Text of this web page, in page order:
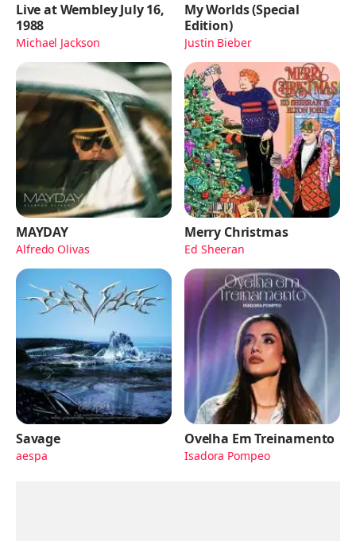
Live at Wembley July 16,
1988
Michael Jackson
My Worlds (Special
Edition)
Justin Bieber
MAYDAY
Alfredo Olivas
Merry Christmas
Ed Sheeran
Savage
aespa
Ovelha Em Treinamento
Isadora Pompeo